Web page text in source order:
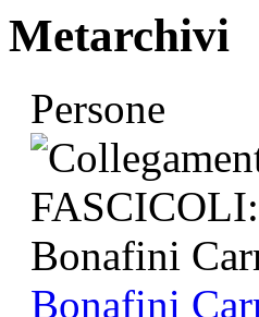
Metarchivi
Persone
Bonafini